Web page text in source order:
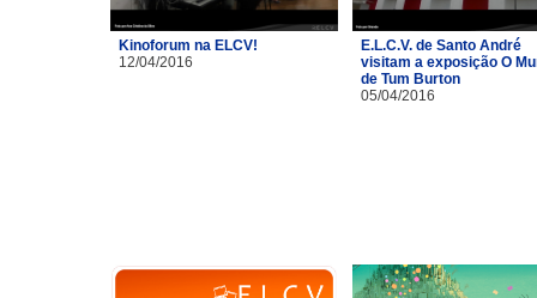
Kinoforum na ELCV!
12/04/2016
E.L.C.V. de Santo André
visitam a exposição O
de Tum Burton
05/04/2016